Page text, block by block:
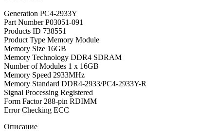
Generation PC4-2933Y
Part Number P03051-091
Products ID 738551
Product Type Memory Module
Memory Size 16GB
Memory Technology DDR4 SDRAM
Number of Modules 1 x 16GB
Memory Speed 2933MHz
Memory Standard DDR4-2933/PC4-2933Y-R
Signal Processing Registered
Form Factor 288-pin RDIMM
Error Checking ECC
Описание